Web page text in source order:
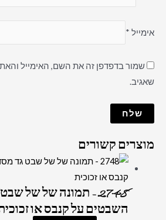
אימייל *
שמור בדפדפן זה את השם, האימייל
שאגיב.
מוצרים קשורים
השבטים על קנבס או